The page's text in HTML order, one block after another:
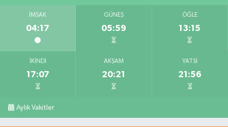
İMSAK
04:17
GÜNEŞ
05:59
ÖĞLE
13:15
İKINDI
17:07
AKŞAM
20:21
YATSI
21:56
Aylık Vakitler